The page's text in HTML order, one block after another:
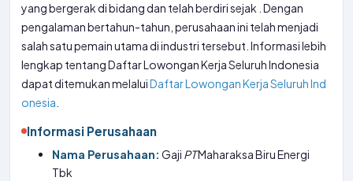
yang bergerak di bidang dan telah berdiri sejak . Dengan
pengalaman bertahun-tahun, perusahaan ini telah menjadi
salah satu pemain utama di industri tersebut. Informasi lebih
lengkap tentang Daftar Lowongan Kerja Seluruh Indonesia
dapat ditemukan melaluiDaftar Lowongan Kerja Seluruh Ind
onesia
Informasi Perusahaan
Nama Perusahaan: Gaji PTMaharaksa Biru Energi
Tbk